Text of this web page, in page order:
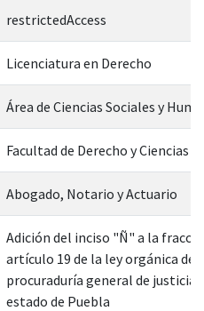
restrictedAccess
Licenciatura en Derecho
Área de Ciencias Sociales y
Facultad de Derecho y Ciencias
Abogado, Notario y Actuario
Adición del inciso "Ñ" a la
artículo 19 de la ley orgánica de
procuraduría general de justicia
estado de Puebla